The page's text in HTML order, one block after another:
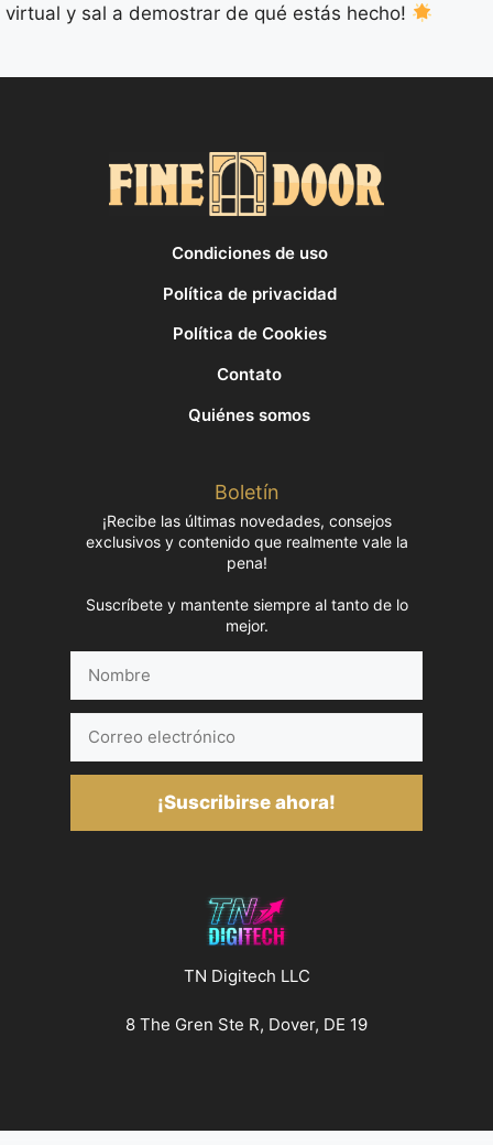
virtual y sal a demostrar de qué estás hecho!
Condiciones de uso
Política de privacidad
Política de Cookies
Contato
Quiénes somos
Boletín
¡Recibe las últimas novedades, consejos
exclusivos y contenido que realmente vale la
pena!
Suscríbete y mantente siempre al tanto de lo
mejor.
electrónico
¡Suscribirse ahora!
TN Digitech LLC
8 The Gren Ste R, Dover, DE 19